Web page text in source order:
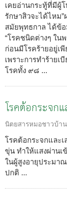
เคยอ่านกระทู้ที่มีผู้
รักษาสิวจะได้ไหม
สมัยพุทธกาล ได้ข้อ
“โรคชนิดต่างๆ ใน
ก่อนมีโรคร้ายอยู่เ
เพราะการทำร้าย
โรคทั้ง ๙๘ ...
โรคต้อกระจก
นิตยสารหมอชาวบ้าน
โรคต้อกระจกและ
ขุ่น ทำให้แสงผ่านเ
ในผู้สูงอายุประมา
ปกติ ...